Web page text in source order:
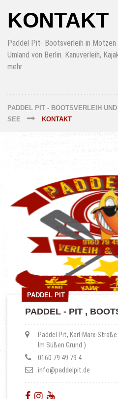
KONTAKT
Paddel Pit- Bootsverleih in
Umland von Berlin. Kanuverleih,
mehr
PADDEL PIT - BOOTSVERLEIH
SEE
KONTAKT
PADDEL PIT
PADDEL PIT
PADDEL - PIT ,
Paddel Pit, Karl-Marx-
Im Süßen Grund )
0160 79 49 79 4
info@paddelpit.de